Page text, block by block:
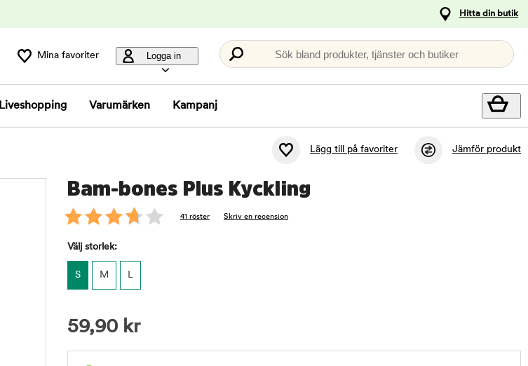
Hitta din butik
Mina favoriter Logga in Sök bland produkter, tjänster och butiker
Liveshopping Varumärken Kampanj
Lägg till på favoriter Jämför produkt
Bam-bones Plus Kyckling
41 röster Skriv en recension
Välj storlek:
S M L
59,90 kr